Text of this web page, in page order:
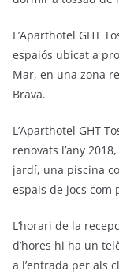
L’Aparthotel GHT
espaiós ubicat a
Mar, en una zona
Brava.
L’Aparthotel GHT
renovats l’any
jardí, una piscina
espais de jocs
L’horari de la
d’hores hi ha un
a l’entrada per als